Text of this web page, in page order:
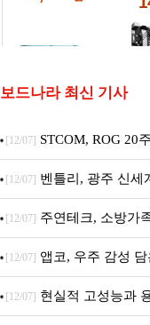
보드나라 최신 기사
[12/07] STCOM, ROG 20
Crosshair X870E
[12/07] 벤틀리, 광주 신세
픈
[12/07] 주연테크, 소방가
니터·스마트 펫 침대 기
[12/07] 앱코, 우주 감성
브랜드데이 기획전 진행
[12/07] 현실적 고성능과